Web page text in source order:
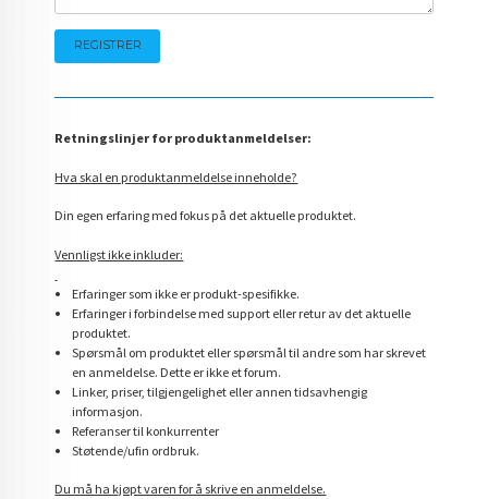
Retningslinjer for produktanmeldelser:
Hva skal en produktanmeldelse inneholde?
Din egen erfaring med fokus på det aktuelle produktet.
Vennligst ikke inkluder:
Erfaringer som ikke er produkt-spesifikke.
Erfaringer i forbindelse med support eller retur av det aktuelle
produktet.
Spørsmål om produktet eller spørsmål til andre som har skrevet
en anmeldelse. Dette er ikke et forum.
Linker, priser, tilgjengelighet eller annen tidsavhengig
informasjon.
Referanser til konkurrenter
Støtende/ufin ordbruk.
Du må ha kjøpt varen for å skrive en anmeldelse.